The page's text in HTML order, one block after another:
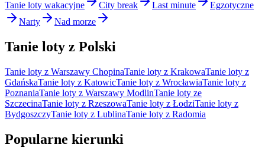
Tanie loty wakacyjne City break Last minute
Egzotyczne
Narty
Nad morze
Tanie loty z Polski
Tanie loty z Warszawy ChopinaTanie loty z KrakowaTanie loty z
GdańskaTanie loty z KatowicTanie loty z WrocławiaTanie loty z
PoznaniaTanie loty z Warszawy ModlinTanie loty ze
SzczecinaTanie loty z RzeszowaTanie loty z ŁodziTanie loty z
BydgoszczyTanie loty z LublinaTanie loty z Radomia
Popularne kierunki